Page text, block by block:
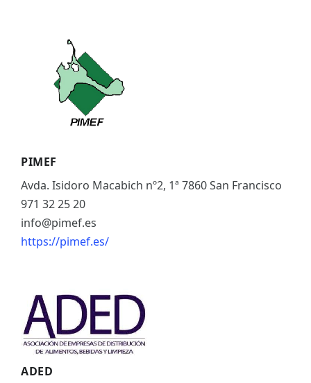
PIMEF
Avda. Isidoro Macabich nº2, 1ª 7860 San Francisco
971 32 25 20
info@pimef.es
https://pimef.es/
ADED